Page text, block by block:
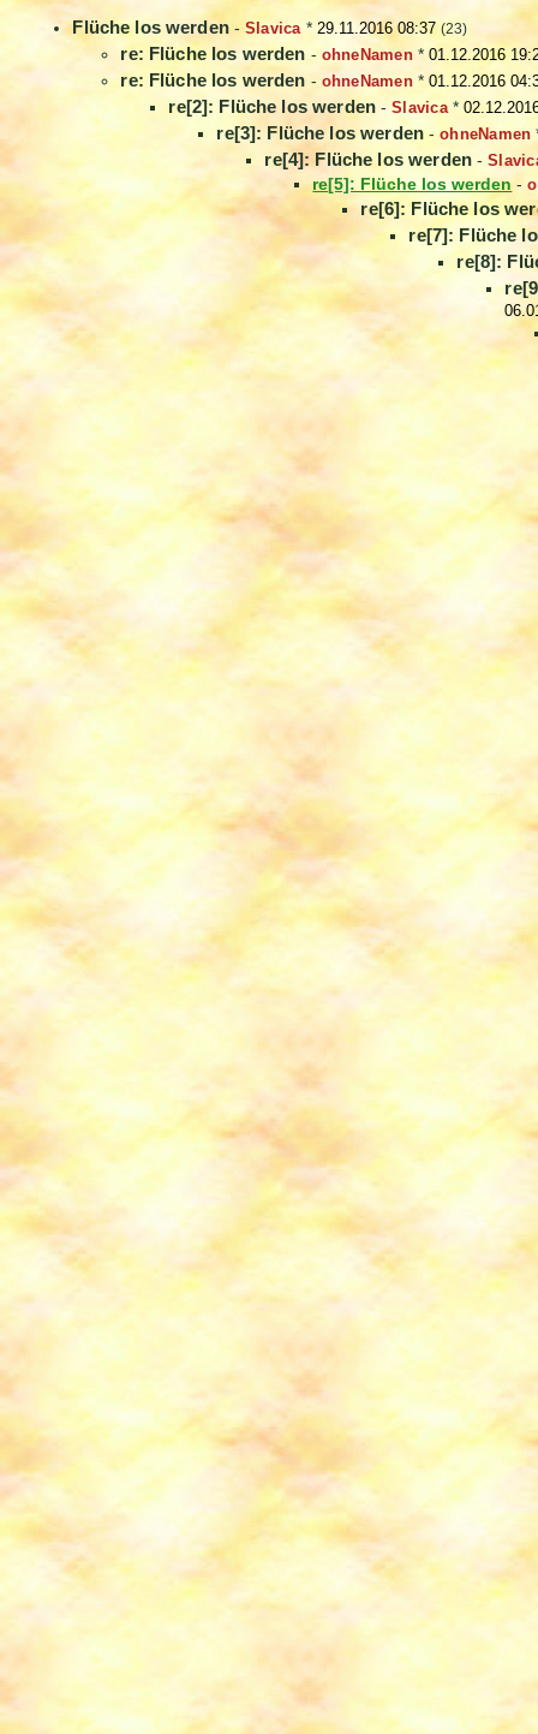
Flüche los werden- Slavica * 29.11.2016 08:37 (23)
re: Flüche los werden - ohneNamen* 01.12.2016
re: Flüche los werden - ohneNamen* 01.12.2016
re[2]: Flüche los werden- Slavica*
re[3]: Flüche los werden- ohneNamen
re[4]: Flüche los werden-
re[5]: Flüche los werden-
re[6]: Flüche los
re[7]: Flüche
re[8]: